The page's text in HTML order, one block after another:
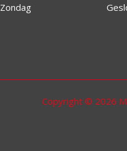
Zondag
Copyright © 2026